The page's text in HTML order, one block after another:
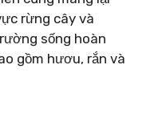
rừng cây và
sống hoàn
gồm hươu, rắn và